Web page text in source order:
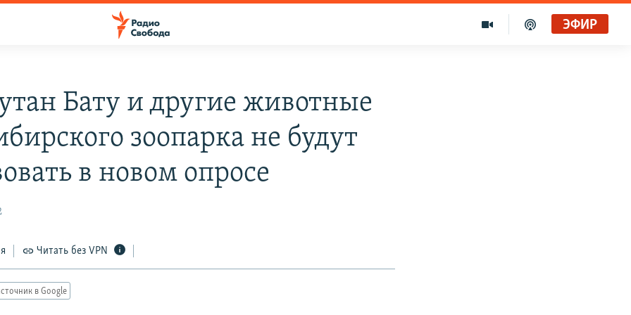
ЭФИР
Бату и другие животные
зоопарка не будут
в новом опросе
Читать без VPN
в Google